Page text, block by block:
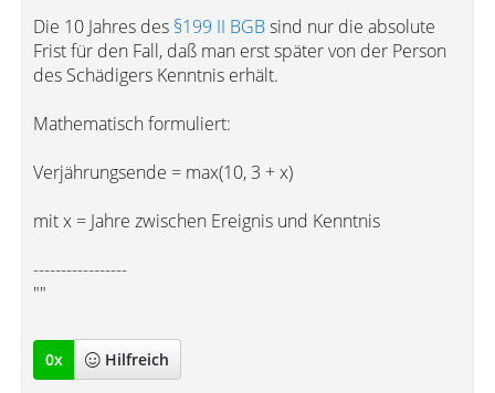
Die 10 Jahres des §199 II BGBsind nur die absolute
Frist für den Fall, daß man erst später von der Person
des Schädigers Kenntnis erhält.
Mathematisch formuliert:
Verjährungsende = max(10, 3 + x)
mit x = Jahre zwischen Ereignis und Kenntnis
-----------------
""
0x Hilfreich